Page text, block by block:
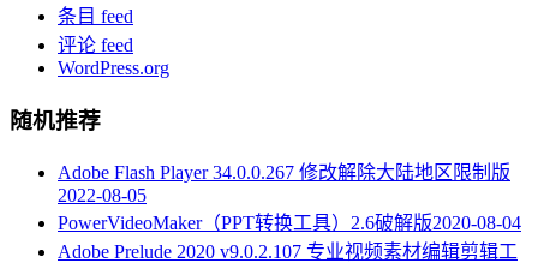
条目 feed
评论 feed
WordPress.org
随机推荐
Adobe Flash Player 34.0.0.267 修改解除大陆地区限制版
2022-08-05
PowerVideoMaker（PPT转换工具）2.6破解版2020-08-04
Adobe Prelude 2020 v9.0.2.107 专业视频素材编辑剪辑工